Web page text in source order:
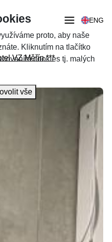
ENG
VZ Měřín ***
proto, aby naše
Kliknutím na tlačítko
cookies tj. malých
vše